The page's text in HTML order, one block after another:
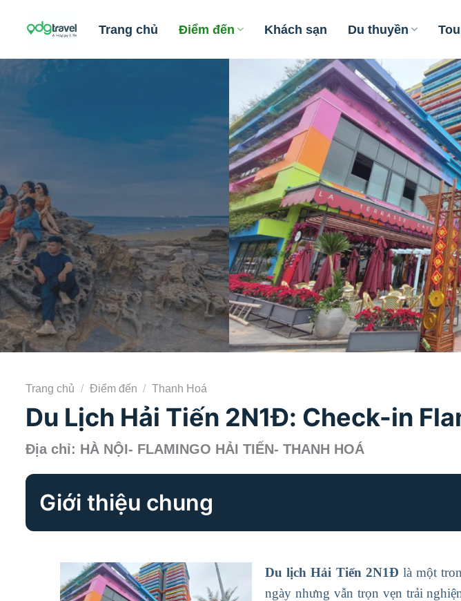
Trang chủ Điểm đến Khách sạn Du thuyền
Trang chủ / Điểm đến / Thanh Hoá
Du Lịch Hải Tiến 2N1Đ: Check-in
Địa chỉ: HÀ NỘI- FLAMINGO HẢI TIẾN- THANH HOÁ
Giới thiệu chung
Du lịch Hải Tiến 2N1Đ là một
ngày nhưng vẫn trọn vẹn trải